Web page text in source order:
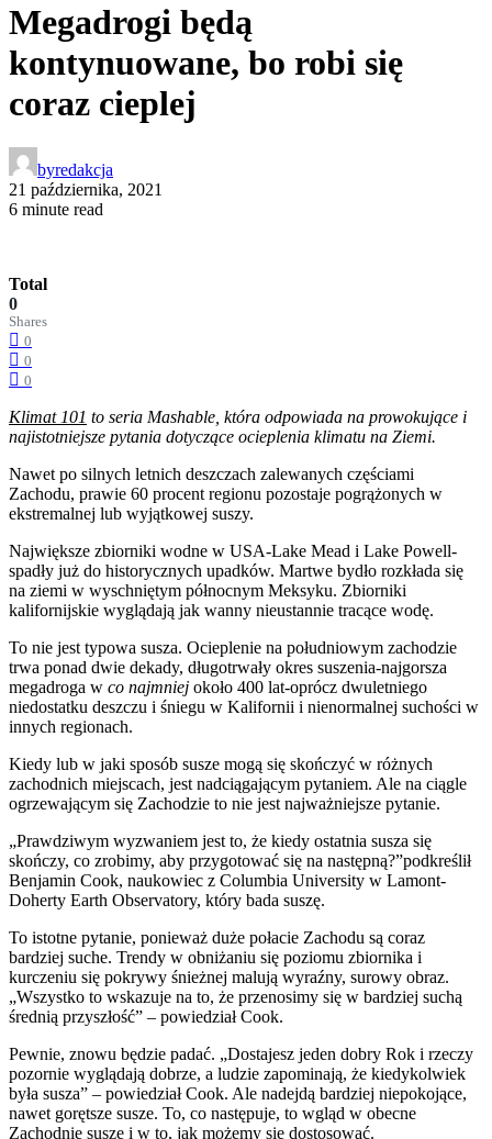
Megadrogi będą
kontynuowane, bo robi się
coraz cieplej
byredakcja
21 października, 2021
6 minute read
Total
0
Shares
0
0
0
Klimat 101 to seria Mashable, która odpowiada na prowokujące i
najistotniejsze pytania dotyczące ocieplenia klimatu na Ziemi.
Nawet po silnych letnich deszczach zalewanych częściami
Zachodu, prawie 60 procent regionu pozostaje pogrążonych w
ekstremalnej lub wyjątkowej suszy.
Największe zbiorniki wodne w USA-Lake Mead i Lake Powell-
spadły już do historycznych upadków. Martwe bydło rozkłada się
na ziemi w wyschniętym północnym Meksyku. Zbiorniki
kalifornijskie wyglądają jak wanny nieustannie tracące wodę.
To nie jest typowa susza. Ocieplenie na południowym zachodzie
trwa ponad dwie dekady, długotrwały okres suszenia-najgorsza
megadroga w co najmniej około 400 lat-oprócz dwuletniego
niedostatku deszczu i śniegu w Kalifornii i nienormalnej suchości w
innych regionach.
Kiedy lub w jaki sposób susze mogą się skończyć w różnych
zachodnich miejscach, jest nadciągającym pytaniem. Ale na ciągle
ogrzewającym się Zachodzie to nie jest najważniejsze pytanie.
„Prawdziwym wyzwaniem jest to, że kiedy ostatnia susza się
skończy, co zrobimy, aby przygotować się na następną?”podkreślił
Benjamin Cook, naukowiec z Columbia University w Lamont-
Doherty Earth Observatory, który bada suszę.
To istotne pytanie, ponieważ duże połacie Zachodu są coraz
bardziej suche. Trendy w obniżaniu się poziomu zbiornika i
kurczeniu się pokrywy śnieżnej malują wyraźny, surowy obraz.
„Wszystko to wskazuje na to, że przenosimy się w bardziej suchą
średnią przyszłość” – powiedział Cook.
Pewnie, znowu będzie padać. „Dostajesz jeden dobry Rok i rzeczy
pozornie wyglądają dobrze, a ludzie zapominają, że kiedykolwiek
była susza” – powiedział Cook. Ale nadejdą bardziej niepokojące,
nawet gorętsze susze. To, co następuje, to wgląd w obecne
Zachodnie susze i w to, jak możemy się dostosować.